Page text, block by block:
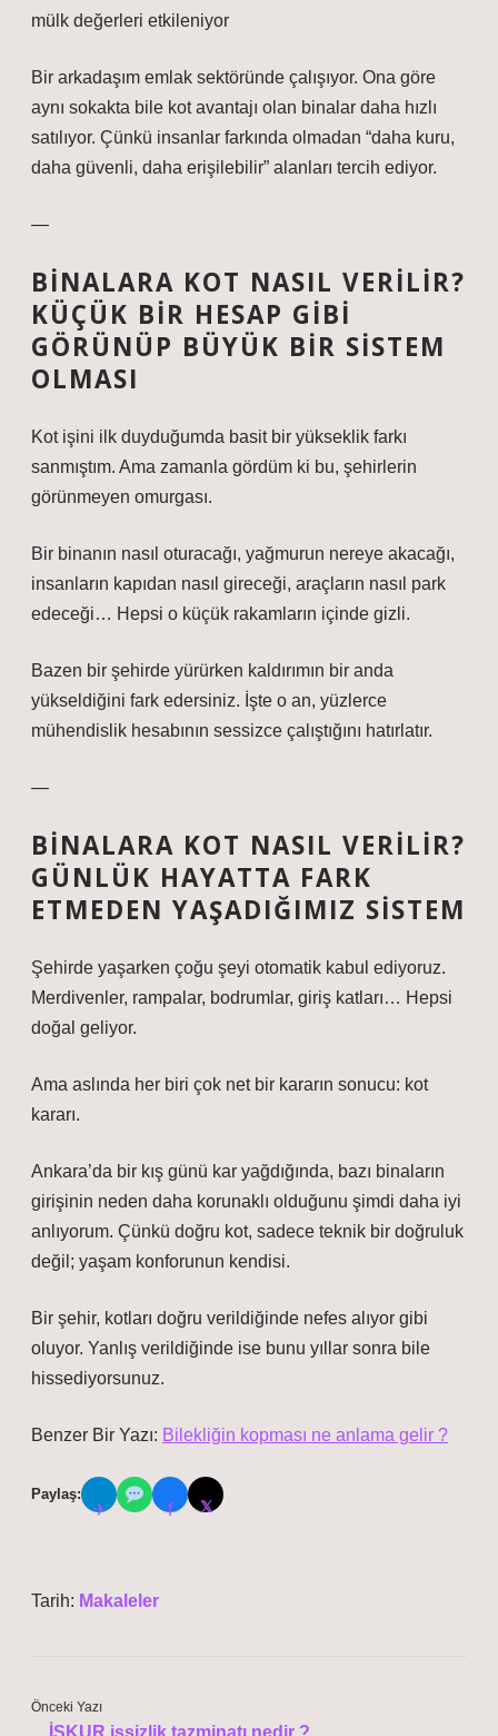
mülk değerleri etkileniyor
Bir arkadaşım emlak sektöründe çalışıyor. Ona göre
aynı sokakta bile kot avantajı olan binalar daha hızlı
satılıyor. Çünkü insanlar farkında olmadan “daha kuru,
daha güvenli, daha erişilebilir” alanları tercih ediyor.
—
BINALARA KOT NASIL VERILIR?
KÜÇÜK BIR HESAP GIBI
GÖRÜNÜP BÜYÜK BIR SISTEM
OLMASI
Kot işini ilk duyduğumda basit bir yükseklik farkı
sanmıştım. Ama zamanla gördüm ki bu, şehirlerin
görünmeyen omurgası.
Bir binanın nasıl oturacağı, yağmurun nereye akacağı,
insanların kapıdan nasıl gireceği, araçların nasıl park
edeceği… Hepsi o küçük rakamların içinde gizli.
Bazen bir şehirde yürürken kaldırımın bir anda
yükseldiğini fark edersiniz. İşte o an, yüzlerce
mühendislik hesabının sessizce çalıştığını hatırlatır.
—
BINALARA KOT NASIL VERILIR?
GÜNLÜK HAYATTA FARK
ETMEDEN YAŞADIĞIMIZ SISTEM
Şehirde yaşarken çoğu şeyi otomatik kabul ediyoruz.
Merdivenler, rampalar, bodrumlar, giriş katları… Hepsi
doğal geliyor.
Ama aslında her biri çok net bir kararın sonucu: kot
kararı.
Ankara’da bir kış günü kar yağdığında, bazı binaların
girişinin neden daha korunaklı olduğunu şimdi daha iyi
anlıyorum. Çünkü doğru kot, sadece teknik bir doğruluk
değil; yaşam konforunun kendisi.
Bir şehir, kotları doğru verildiğinde nefes alıyor gibi
oluyor. Yanlış verildiğinde ise bunu yıllar sonra bile
hissediyorsunuz.
Benzer Bir Yazı: Bilekliğin kopması ne anlama gelir ?
Paylaş:
✈ f 𝕏
Tarih: Makaleler
Önceki Yazı
İŞKUR işsizlik tazminatı nedir ?